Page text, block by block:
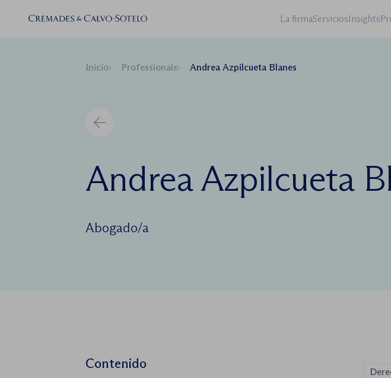
La firmaServiciosInsights
Inicio Professionals Andrea Azpilcueta Blanes
Andrea Azpilcueta
Abogado/a
Contenido